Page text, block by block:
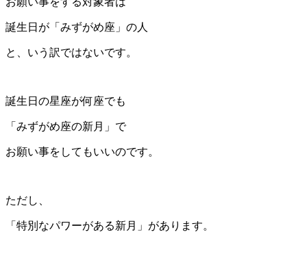
誕生日が「みずがめ座」の人
と、いう訳ではないです。
誕生日の星座が何座でも
「みずがめ座の新月」で
お願い事をしてもいいのです。
ただし、
「特別なパワーがある新月」があります。